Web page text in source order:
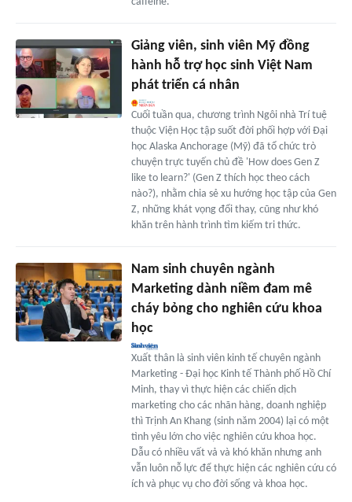
Giảng viên, sinh viên Mỹ đồng
hành hỗ trợ học sinh Việt Nam
phát triển cá nhân
Cuối tuần qua, chương trình Ngôi nhà Trí tuệ
thuộc Viện Học tập suốt đời phối hợp với Đại
học Alaska Anchorage (Mỹ) đã tổ chức trò
chuyện trực tuyến chủ đề 'How does Gen Z
like to learn?' (Gen Z thích học theo cách
nào?), nhằm chia sẻ xu hướng học tập của Gen
Z, những khát vọng đổi thay, cũng như khó
khăn trên hành trình tìm kiếm tri thức.
Nam sinh chuyên ngành
Marketing dành niềm đam mê
cháy bỏng cho nghiên cứu khoa
học
Xuất thân là sinh viên kinh tế chuyên ngành
Marketing - Đại học Kinh tế Thành phố Hồ Chí
Minh, thay vì thực hiện các chiến dịch
marketing cho các nhãn hàng, doanh nghiệp
thì Trịnh An Khang (sinh năm 2004) lại có một
tình yêu lớn cho việc nghiên cứu khoa học.
Dẫu có nhiều vất vả và khó khăn nhưng anh
vẫn luôn nỗ lực để thực hiện các nghiên cứu có
ích và phục vụ cho đời sống và khoa học.